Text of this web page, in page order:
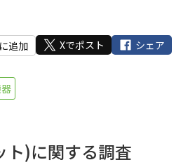
追加 Xでポスト シェア
ト)に関する調査